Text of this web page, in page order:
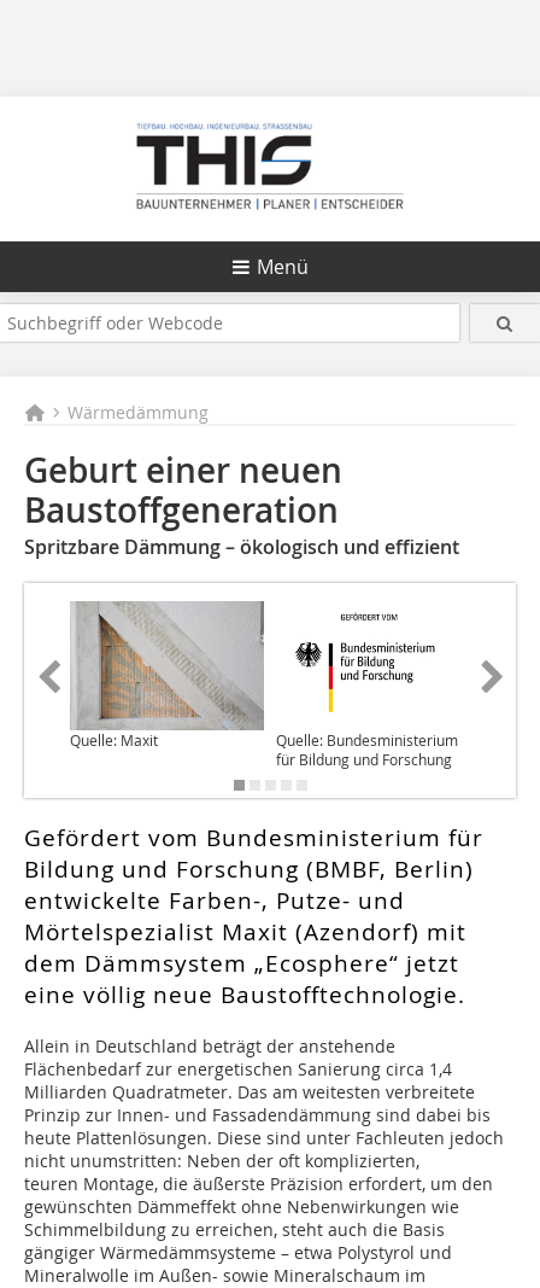
Menü
Wärmedämmung
Geburt einer neuen
Baustoffgeneration
Spritzbare Dämmung – ökologisch und effizient
Quelle: Maxit
Quelle: Bundesministerium
für Bildung und Forschung
Gefördert vom Bundesministerium für
Bildung und Forschung (BMBF, Berlin)
entwickelte Farben-, Putze- und
Mörtelspezialist Maxit (Azendorf) mit
dem Dämmsystem „Ecosphere“ jetzt
eine völlig neue Baustofftechnologie.
Allein in Deutschland beträgt der anstehende
Flächenbedarf zur energetischen Sanierung circa 1,4
Milliarden Quadratmeter. Das am weitesten verbreitete
Prinzip zur Innen- und Fassadendämmung sind dabei bis
heute Plattenlösungen. Diese sind unter Fachleuten jedoch
nicht unumstritten: Neben der oft komplizierten,
teuren Montage, die äußerste Präzision erfordert, um den
gewünschten Dämmeffekt ohne Nebenwirkungen wie
Schimmelbildung zu erreichen, steht auch die Basis
gängiger Wärmedämmsysteme – etwa Polystyrol und
Mineralwolle im Außen- sowie Mineralschaum im